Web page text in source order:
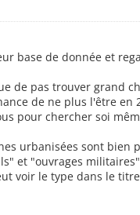
base de donnée et
de pas trouver grand
de ne plus l'être en
pour chercher soi
urbanisées sont bien
et "ouvrages
voir le type dans le